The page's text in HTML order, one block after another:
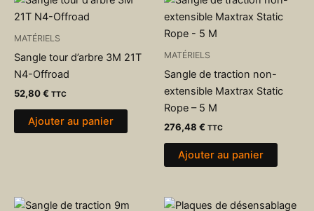
MATÉRIELS
Sangle tour d’arbre 3M 21T
N4-Offroad
52,80€ TTC
Ajouter au panier
MATÉRIELS
Sangle de traction non-
extensible Maxtrax Static
Rope – 5 M
276,48 € TTC
Ajouter au panier